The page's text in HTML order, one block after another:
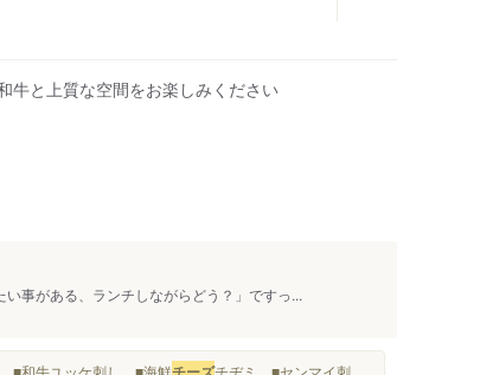
牛と上質な空間をお楽しみください
事がある、ランチしながらどう？」ですっ...